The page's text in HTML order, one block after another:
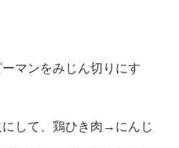
マンをみじん切りにす
して、鶏ひき肉→にんじ